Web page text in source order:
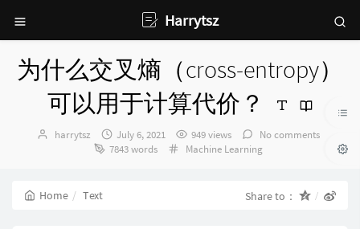
Harrytsz
为什么交叉熵（cross-entropy）
可以用于计算代价？
Author：
harrytsz
发
布
July 6, 2021 949 views
No comments
7843 words
Categories：
Machine Learning
Home Text Share to：